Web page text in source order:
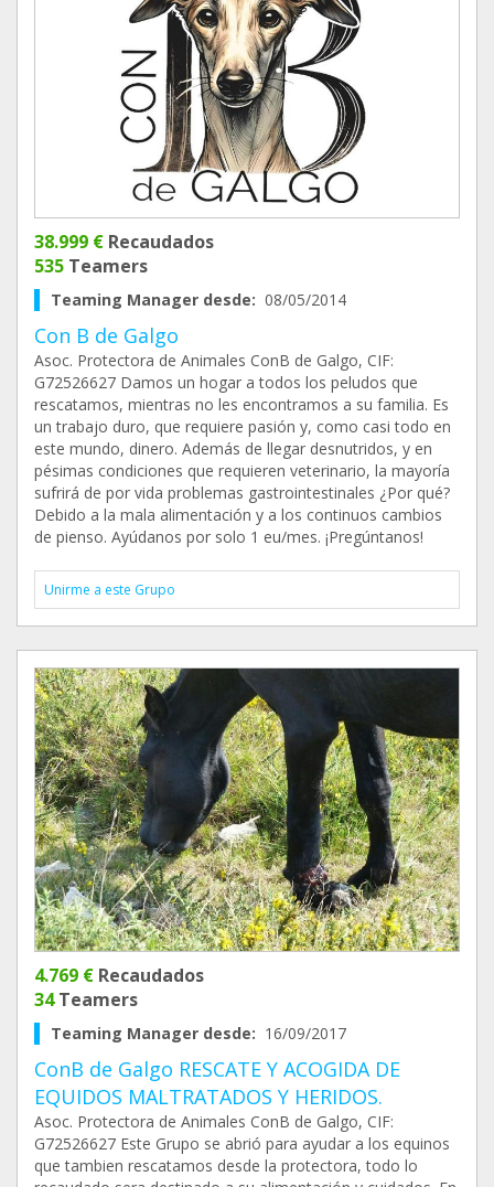
38.999 € Recaudados
535 Teamers
Teaming Manager desde: 08/05/2014
Con B de Galgo
Asoc. Protectora de Animales ConB de Galgo, CIF:
G72526627 Damos un hogar a todos los peludos que
rescatamos, mientras no les encontramos a su familia. Es
un trabajo duro, que requiere pasión y, como casi todo en
este mundo, dinero. Además de llegar desnutridos, y en
pésimas condiciones que requieren veterinario, la mayoría
sufrirá de por vida problemas gastrointestinales ¿Por qué?
Debido a la mala alimentación y a los continuos cambios
de pienso. Ayúdanos por solo 1 eu/mes. ¡Pregúntanos!
Unirme a este Grupo
4.769 € Recaudados
34Teamers
Teaming Manager desde: 16/09/2017
ConB de Galgo RESCATE Y ACOGIDA DE
EQUIDOS MALTRATADOS Y HERIDOS.
Asoc. Protectora de Animales ConB de Galgo, CIF:
G72526627 Este Grupo se abrió para ayudar a los equinos
que tambien rescatamos desde la protectora, todo lo